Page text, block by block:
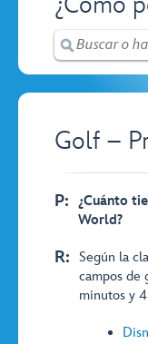
Golf –
P: ¿Cuánto
World?
R: Según la
campos de
minutos y